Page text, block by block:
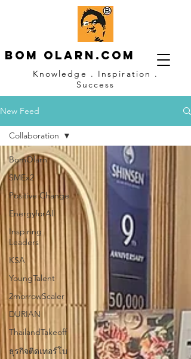
Bom OLARN.com
Knowledge . Inspiration .
Success
New Feed
BomOlarn
SMEx2
Positive Change
EnergyforAll
Inspiring
Leaders
KSA
YoungTalent
2morrowScaler
DURIAN
ThailandTakeoff
ธุรกิจติดเทอร์โบ
Collaboration